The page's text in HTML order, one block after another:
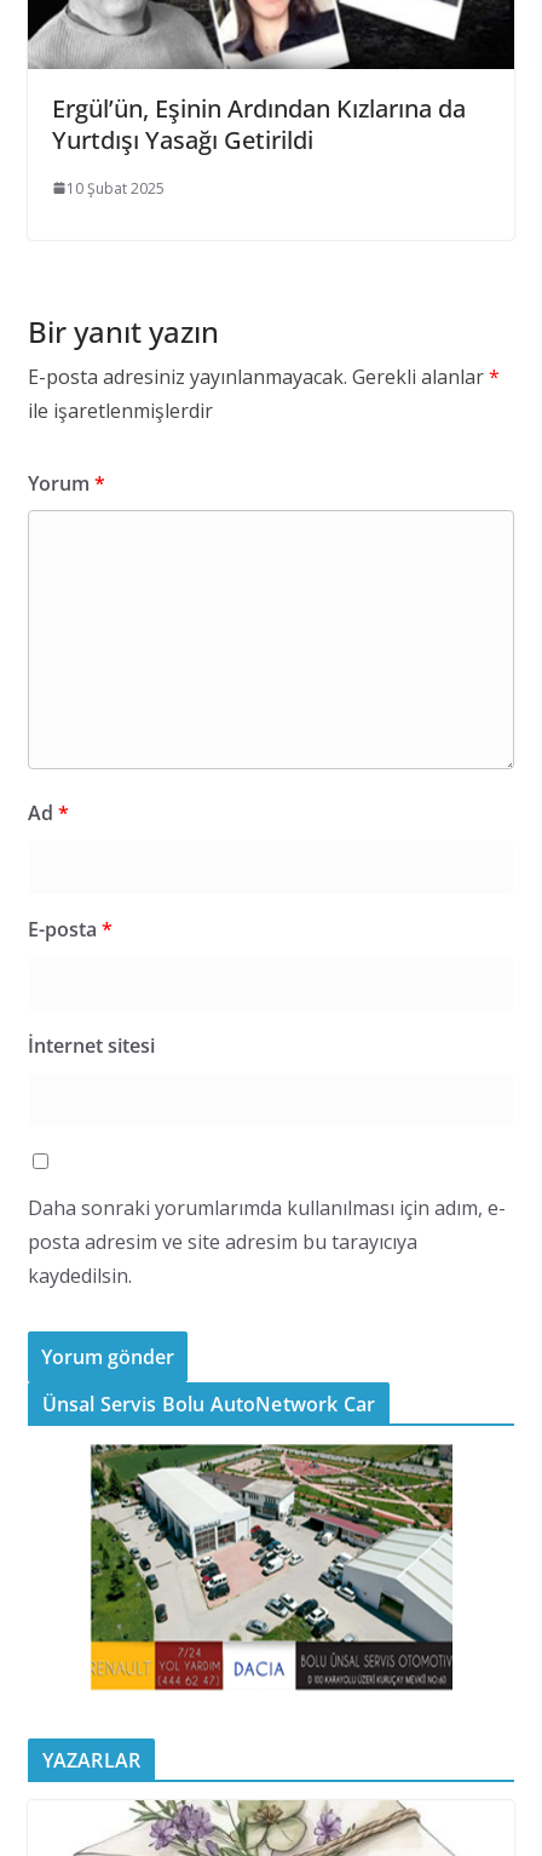
Ergül’ün, Eşinin Ardından Kızlarına da
Yurtdışı Yasağı Getirildi
10 Şubat 2025
Bir yanıt yazın
E-posta adresiniz yayınlanmayacak. Gerekli alanlar*
ile işaretlenmişlerdir
Yorum *
Ad *
E-posta *
İnternet sitesi
Daha sonraki yorumlarımda kullanılması için adım, e-
posta adresim ve site adresim bu tarayıcıya
kaydedilsin.
Ünsal Servis Bolu AutoNetwork Car
YAZARLAR